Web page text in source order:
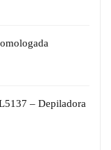
– Depiladora